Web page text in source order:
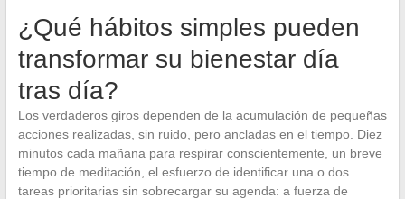
¿Qué hábitos simples pueden
transformar su bienestar día
tras día?
Los verdaderos giros dependen de la acumulación de pequeñas
acciones realizadas, sin ruido, pero ancladas en el tiempo. Diez
minutos cada mañana para respirar conscientemente, un breve
tiempo de meditación, el esfuerzo de identificar una o dos
tareas prioritarias sin sobrecargar su agenda: a fuerza de